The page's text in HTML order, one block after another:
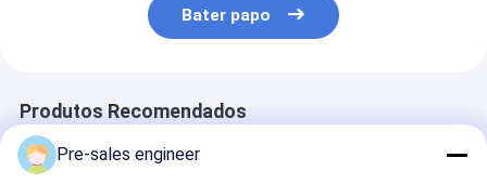
Bater papo
Produtos Recomendados
Pre-sales engineer